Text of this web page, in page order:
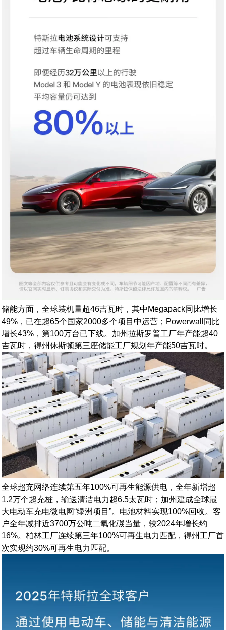
储能方面，全球装机量超46吉瓦时，其中Megapack同比增长
49%，已在超65个国家2000多个项目中运营；Powerwall同比
增长43%，第100万台已下线。加州拉斯罗普工厂年产能超40
吉瓦时，得州休斯顿第三座储能工厂规划年产能50吉瓦时。
全球超充网络连续第五年100%可再生能源供电，全年新增超
1.2万个超充桩，输送清洁电力超6.5太瓦时；加州建成全球最
大电动车充电微电网“绿洲项目”。电池材料实现100%回收。客
户全年减排近3700万公吨二氧化碳当量，较2024年增长约
16%。柏林工厂连续第三年100%可再生电力匹配，得州工厂首
次实现约30%可再生电力匹配。